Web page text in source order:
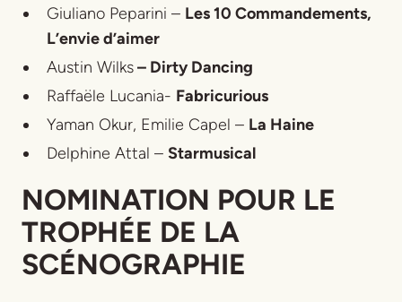
Giuliano Peparini – Les 10 Commandements,
L’envie d’aimer
Austin Wilks– Dirty Dancing
Raffaële Lucania- Fabricurious
Yaman Okur, Emilie Capel – La Haine
Delphine Attal – Starmusical
NOMINATION POUR LE
TROPHÉE DE LA
SCÉNOGRAPHIE